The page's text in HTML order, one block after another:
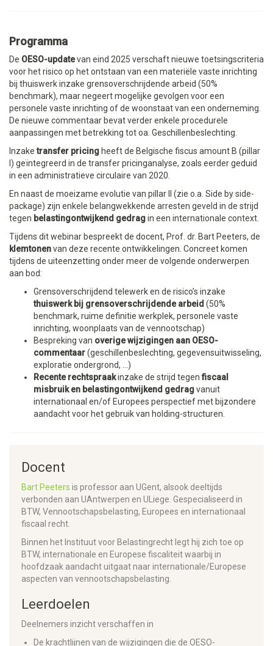
Programma
De OESO-updatevan eind 2025 verschaft nieuwe toetsingscriteria
voor het risico op het ontstaan van een materiële vaste inrichting
bij thuiswerk inzake grensoverschrijdende arbeid (50%
benchmark), maar negeert mogelijke gevolgen voor een
personele vaste inrichting of de woonstaat van een onderneming.
De nieuwe commentaar bevat verder enkele procedurele
aanpassingen met betrekking tot oa. Geschillenbeslechting.
Inzaketransfer pricing heeft de Belgische fiscus amount B (pillar
I) geïntegreerd in de transfer pricinganalyse, zoals eerder geduid
in een administratieve circulaire van 2020.
En naast de moeizame evolutie van pillar II (zie o.a. Side by side-
package) zijn enkele belangwekkende arresten geveld in de strijd
tegen belastingontwijkend gedragin een internationale context.
Tijdens dit webinar bespreekt de docent, Prof. dr. Bart Peeters, de
klemtonenvan deze recente ontwikkelingen. Concreet komen
tijdens de uiteenzetting onder meer de volgende onderwerpen
aan bod:
Grensoverschrijdend telewerk en de risico’s inzake
thuiswerk bij grensoverschrijdende arbeid (50%
benchmark, ruime definitie werkplek, personele vaste
inrichting, woonplaats van de vennootschap)
Bespreking van overige wijzigingen aan OESO-
commentaar(geschillenbeslechting, gegevensuitwisseling,
exploratie ondergrond, ...)
Recente rechtspraakinzake de strijd tegenfiscaal
misbruik en belastingontwijkend gedragvanuit
internationaal en/of Europees perspectief met bijzondere
aandacht voor het gebruik van holding-structuren.
Docent
Bart Peeters is professor aan UGent, alsook deeltijds
verbonden aan UAntwerpen en ULiege. Gespecialiseerd in
BTW, Vennootschapsbelasting, Europees en internationaal
fiscaal recht.
Binnen het Instituut voor Belastingrecht legt hij zich toe op
BTW, internationale en Europese fiscaliteit waarbij in
hoofdzaak aandacht uitgaat naar internationale/Europese
aspecten van vennootschapsbelasting.
Leerdoelen
Deelnemers inzicht verschaffen in
De krachtlijnen van de wijzigingen die de OESO-